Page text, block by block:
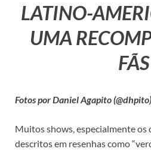
LATINO-
UMA
FÃS
Fotos por Daniel Agapito (@dhpito)
Muitos shows, especialmente os
descritos em resenhas como